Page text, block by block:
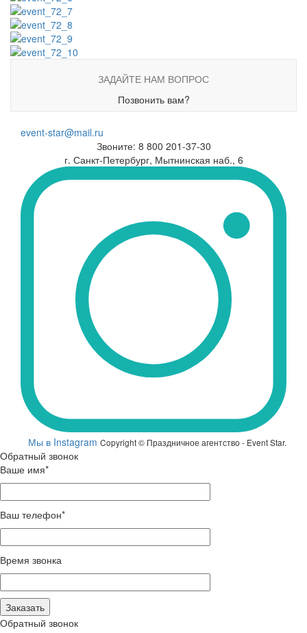
ЗАДАЙТЕ НАМ ВОПРОС
Позвонить вам?
event-star@mail.ru
Звоните: 8 800 201-37-30
г. Санкт-Петербург, Мытнинская наб., 6
Мы в Instagram Copyright © Праздничное агентство - Event Star.
Обратный звонок
Ваше имя*
Ваш телефон*
Время звонка
Обратный звонок